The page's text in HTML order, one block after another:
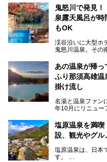
ここは首都圏から
建つホテルで、バ
ナ、フリーフロー
ポットがたくさん
たり。
そんな「大江戸温
力を詳しく紹介し
───
提供元：大江戸温
R】
この記事は大江戸
記事です。
鬼怒川で発見
泉露天風呂が
もOK
渓谷沿いに大型ホ
鬼怒川温泉。その
こだわりのサウナ
呂、食事処、休憩
ませんが、鬼怒川
一日リフレッシュ
スポットです。時
日サウナや温泉を
ますよ。
あの温泉が帰っ
ふり那須高雄温
掛け流し
名湯と温泉ファン
年10月にリニュー
した。
那須湯本の温泉街
許される露天風呂
た。
2名1室利用で1人
塩原温泉を満喫
設、観光やグル
塩原温泉は、日本
す。